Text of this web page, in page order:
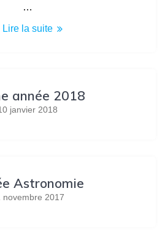
…
Lire la suite
année 2018
janvier 2018
Astronomie
novembre 2017